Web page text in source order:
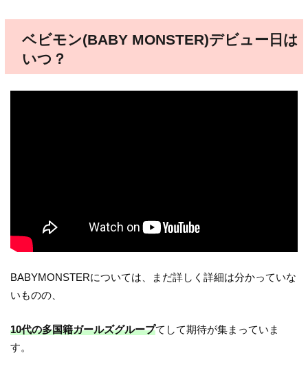
ベビモン(BABY MONSTER)デビュー日は
いつ？
BABYMONSTERについては、まだ詳しく詳細は分かっていな
いものの、
10代の多国籍ガールズグループてして期待が集まっていま
す。